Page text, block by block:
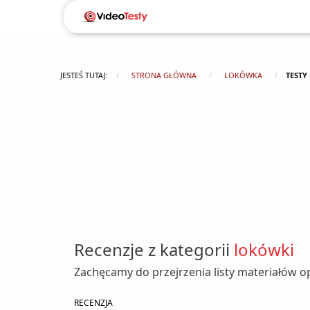
JESTEŚ TUTAJ: STRONA GŁÓWNA LOKÓWKA
Recenzje z kategorii lokówki
Zachęcamy do przejrzenia listy materiałów
RECENZJA